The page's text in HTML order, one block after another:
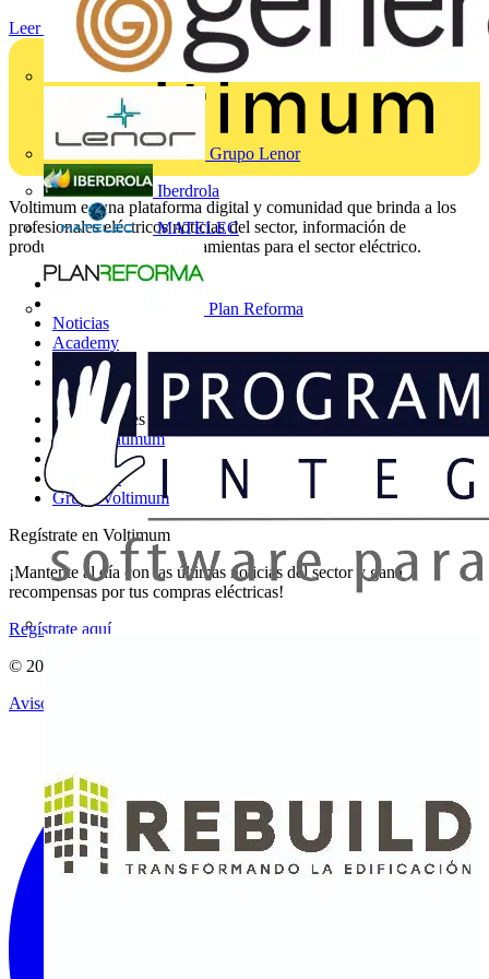
Grupo Lenor
Iberdrola
MATELEC
Plan Reforma
Leer más
Voltimum es una plataforma digital y comunidad que brinda a los
profesionales eléctricos noticias del sector, información de
productos, formación y herramientas para el sector eléctrico.
Mapa del sitio
Noticias
Academy
Productos
Socios
Otros enlaces
Sobre Voltimum
Catálogos
Grupo Voltimum
Regístrate en Voltimum
¡Mantente al día con las últimas noticias del sector y gana
recompensas por tus compras eléctricas!
Regístrate aquí
© 2002-
Aviso legal